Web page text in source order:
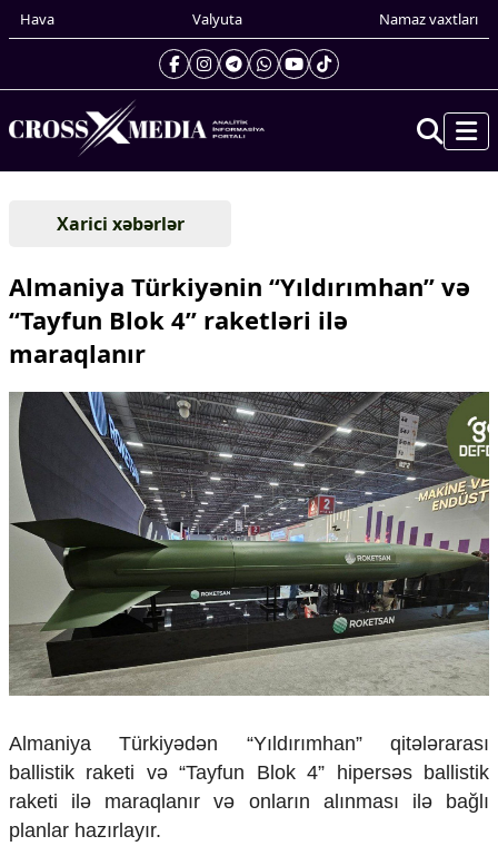
Hava Valyuta Namaz vaxtları
Gündəm
Xarici xəbərlər
Cənubi Qafqaz
Türk Dünyası
Yaxın Şərq
Avropa
Amerika
Çarpaz baxış
Təhlil
Siyasi
Geosiyasi
İqtisadi
Sosioloji
Araşdırma
Foto
Video
İnfoqrafika
Podcast
Xarici xəbərlər
Almaniya Türkiyənin “Yıldırımhan” və
“Tayfun Blok 4” raketləri ilə
maraqlanır
Almaniya Türkiyədən “Yıldırımhan” qitələrarası
ballistik raketi və “Tayfun Blok 4” hipersəs ballistik
raketi ilə maraqlanır və onların alınması ilə bağlı
planlar hazırlayır.